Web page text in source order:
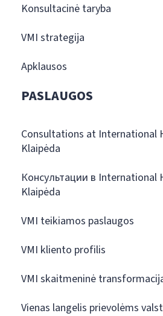
Konsultacinė taryba
VMI strategija
Apklausos
PASLAUGOS
Consultations at International
Klaipėda
Консультации в International
Klaipėda
VMI teikiamos paslaugos
VMI kliento profilis
VMI skaitmeninė
Vienas langelis prievolėms